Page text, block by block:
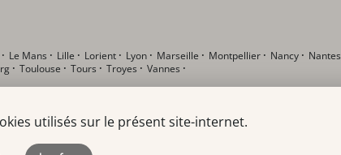
· Le Mans · Lille · Lorient · Lyon · Marseille · Montpellier · Nancy · Nantes
· Toulouse · Tours · Troyes · Vannes ·
utilisés sur le présent site-internet.